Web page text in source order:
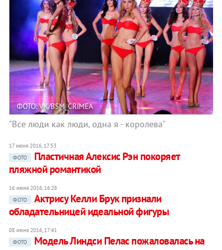
ФОТО: VK/BSM_CRIMEA
"Все люди как люди, одна я - королева"
17 июня 2016, 17:53
ФОТО
Пластичная Алексис Рэн покоряет
пляжной романтикой
16 июня 2016, 16:28
ФОТО
Актрису Келли Брук признали
обладательницей идеальной фигуры
08 июня 2016, 17:41
ФОТО
Модель Линдси Пелас пожаловалась на